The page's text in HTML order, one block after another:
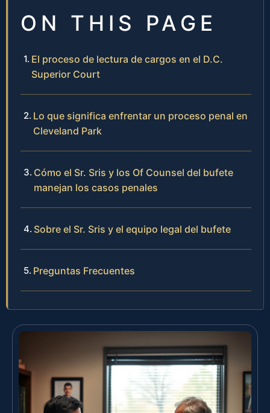
ON THIS PAGE
El proceso de lectura de cargos en el D.C.
Superior Court
Lo que significa enfrentar un proceso penal en
Cleveland Park
Cómo el Sr. Sris y los Of Counsel del bufete
manejan los casos penales
Sobre el Sr. Sris y el equipo legal del bufete
Preguntas Frecuentes